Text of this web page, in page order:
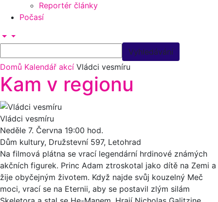
Reportér články
Počasí
Domů Kalendář akcí Vládci vesmíru
Kam v regionu
Vládci vesmíru
Neděle 7. Června 19:00 hod.
Dům kultury, Družstevní 597, Letohrad
Na filmová plátna se vrací legendární hrdinové známých
akčních figurek. Princ Adam ztroskotal jako dítě na Zemi a
žije obyčejným životem. Když najde svůj kouzelný Meč
moci, vrací se na Eternii, aby se postavil zlým silám